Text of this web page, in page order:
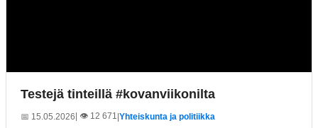
Testejä tinteillä #kovanviikonilta
📅 15.05.2026| 👁️ 12 671 Yhteiskunta ja politiikka